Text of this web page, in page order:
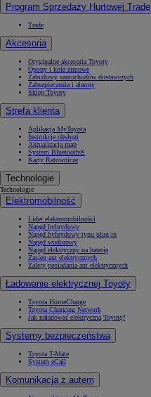
Program Sprzedaży Hurtowej Trade
Trade
Akcesoria
Oryginalne akcesoria Toyoty
Opony i koła zimowe
Zabudowy samochodów dostawczych
Zabezpieczenia i alarmy
Sklep Toyoty
Strefa klienta
Aplikacja MyToyota
Instrukcje obsługi
Aktualizacja map
System Bluetooth®
Karty Ratownicze
Technologie
Technologie
Elektromobilność
Lider elektromobilności
Napęd hybrydowy
Napęd hybrydowy typu plug-in
Napęd wodorowy
Napęd elektryczny na baterię
Zasięg aut elektrycznych
Zalety posiadania aut elektrycznych
Ładowanie elektrycznej Toyoty
Toyota HomeCharge
Toyota Charging Network
Jak naładować elektryczną Toyotę?
Systemy bezpieczeństwa
Toyota T-Mate
System eCall
Komunikacja z autem